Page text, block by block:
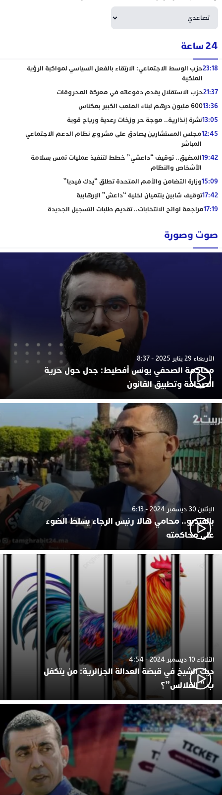
24 ساعة
23:18حزب الوسط الاجتماعي: الارتقاء بالفعل السياسي لمواكبة الرؤية
الملكية
21:37حزب الاستقلال يقدم دفوعاته في معركة المحروقات
13:36600 مليون درهم لبناء الملعب الكبير بمكناس
13:05نشرة إنذارية.. موجة حر وزخات رعدية ورياح قوية
12:45مجلس المستشارين يصادق على مشروع نظام الدعم الاجتماعي
المباشر
19:42المضيق.. توقيف “داعشي” خطط لتنفيذ عمليات تمس بسلامة
الأشخاص والنظام
15:09وزارة التضامن والأمم المتحدة تطلق “يدك فيديا”
17:42توقيف شابين ينتميان لخلية “داعش” الإرهابية
17:19مراجعة لوائح الانتخابات.. تقديم طلبات التسجيل الجديدة
صوت وصورة
الأربعاء 29 يناير 2025 - 8:37
محاكمة الصحفي يونس أفطيط: جدل حول حرية
الصحافة وتطبيق القانون
الإثنين 30 ديسمبر 2024 - 6:13
بالفيديو.. محامي هالا رئيس الرجاء يسلط الضوء
على محاكمته
الثلاثاء 10 ديسمبر 2024 - 4:54
ديك الشيخ في قبضة العدالة الجزائرية: من يتكفل
ب ” الفلالس”؟